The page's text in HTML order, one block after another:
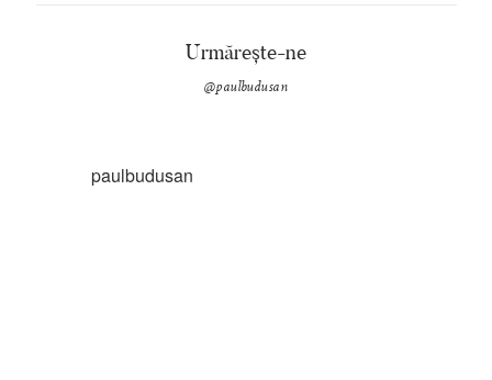
Urmărește-ne
@paulbudusan
paulbudusan